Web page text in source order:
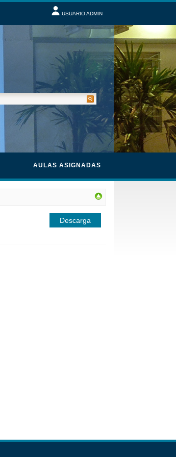
USUARIO ADMIN
AULAS ASIGNADAS
Descarga